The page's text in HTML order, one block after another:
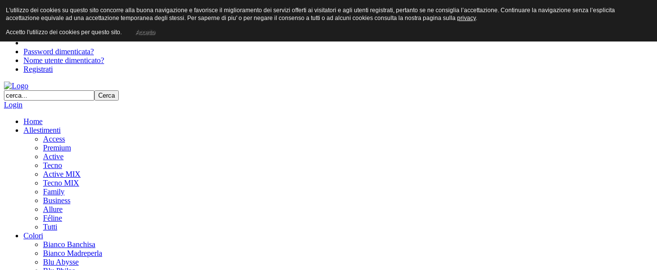
User
Password
Password dimenticata?
Nome utente dimenticato?
Registrati
Login
Home
Allestimenti
Access
Premium
Active
Tecno
Active MIX
Tecno MIX
Family
Business
Allure
Féline
Tutti
Colori
Bianco Banchisa
Bianco Madreperla
Blu Abysse
L'utilizzo dei cookies su questo sito concorre alla buona navigazione e favorisce il miglioramento dei servizi offerti ai visitatori e agli utenti registrati, pertanto se ne consiglia l’accettazione. Continuare la navigazione senza l’esplicita
accettazione equivale ad una accettazione temporanea degli stessi. Per saperne di piu' o per negare il consenso a tutti o ad alcuni cookies consulta la nostra pagina sulla privacy.
Accetto l'utilizzo dei cookies per questo sito. Accetto